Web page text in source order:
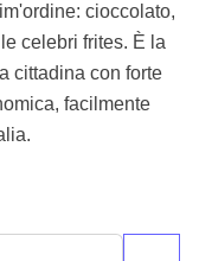
cioccolato,
celebri frites. È la
cittadina con forte
facilmente